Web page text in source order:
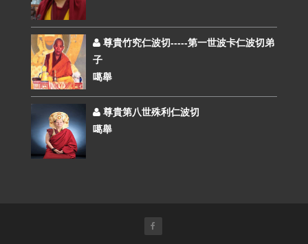
尊貴竹究仁波切-----第一世波卡仁波切弟
子
噶舉
尊貴第八世殊利仁波切
噶舉